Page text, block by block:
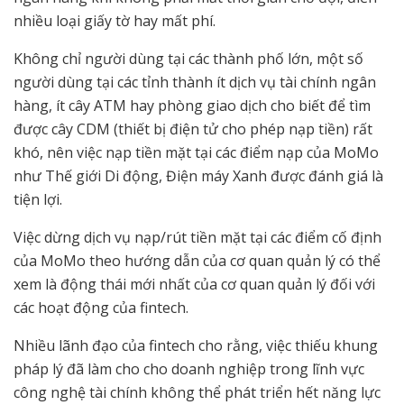
nhiều loại giấy tờ hay mất phí.
Không chỉ người dùng tại các thành phố lớn, một số
người dùng tại các tỉnh thành ít dịch vụ tài chính ngân
hàng, ít cây ATM hay phòng giao dịch cho biết để tìm
được cây CDM (thiết bị điện tử cho phép nạp tiền) rất
khó, nên việc nạp tiền mặt tại các điểm nạp của MoMo
như Thế giới Di động, Điện máy Xanh được đánh giá là
tiện lợi.
Việc dừng dịch vụ nạp/rút tiền mặt tại các điểm cố định
của MoMo theo hướng dẫn của cơ quan quản lý có thể
xem là động thái mới nhất của cơ quan quản lý đối với
các hoạt động của fintech.
Nhiều lãnh đạo của fintech cho rằng, việc thiếu khung
pháp lý đã làm cho cho doanh nghiệp trong lĩnh vực
công nghệ tài chính không thể phát triển hết năng lực